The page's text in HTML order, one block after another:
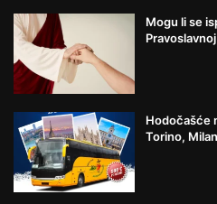
Mogu li se
Hodočašće
Torino,